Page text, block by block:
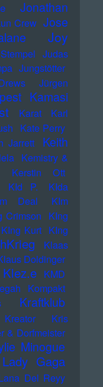
Jonathan
Crew Jose
Joy
Judas
Jungstötter
Jürgen
Kamasi
Karat
Karl
Kate Perry
Jarrett
Keith
Kemistry &
Kerstin Ott
KId P.
KIda
Deal
KIm
Crimson KIng
KIng Kurt KIng
Klaas
Doldinger
Klez.e KMD
Kompakt
Kraftklub
Kreator
Kris
& Dorfmeister
Minogue
Lady Gaga
Del Reyy